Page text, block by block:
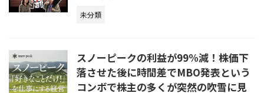
未分類
スノーピークの利益が99%減！株価下
落させた後に時間差でMBO発表という
コンボで株主の多くが突然の吹雪に見